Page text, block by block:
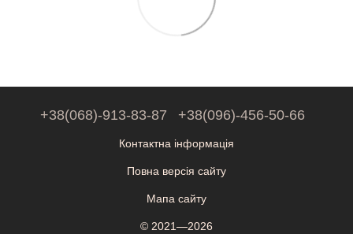
+38(068)-913-83-87 +38(096)-456-50-66
Контактна інформація
Повна версія сайту
Мапа сайту
© 2021—2026